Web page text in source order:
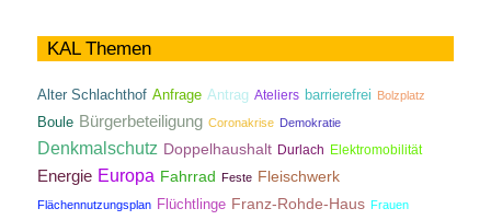
KAL Themen
Alter Schlachthof Anfrage Antrag Ateliers barrierefrei Bolzplatz
Boule Bürgerbeteiligung Coronakrise Demokratie
Denkmalschutz Doppelhaushalt Durlach Elektromobilität
Energie Europa Fahrrad Feste Fleischwerk
Flächennutzungsplan Flüchtlinge Franz-Rohde-Haus Frauen